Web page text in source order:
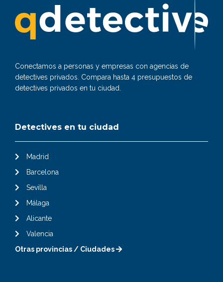
Conectamos a personas y empresas con agencias de
detectives privados. Compara hasta 4 presupuestos de
detectives privados en tu ciudad.
Detectives en tu ciudad
Madrid
Barcelona
Sevilla
Málaga
Alicante
Valencia
Otras provincias / Ciudades